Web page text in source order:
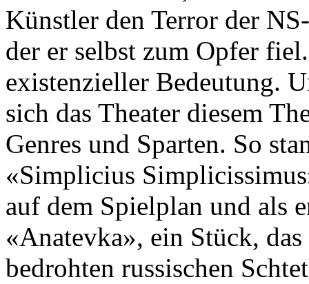
Künstler den Terror der
der er selbst zum Opfer
existenzieller Bedeutung.
sich das Theater diesem
Genres und Sparten. So
«Simplicius
auf dem Spielplan und als
«Anatevka», ein Stück,
bedrohten russischen